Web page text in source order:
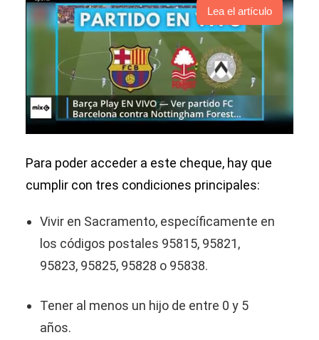
Lea el artículo
Para poder acceder a este cheque, hay que
cumplir con tres condiciones principales:
Vivir en Sacramento, específicamente en
los códigos postales 95815, 95821,
95823, 95825, 95828 o 95838.
Tener al menos un hijo de entre 0 y 5
años.